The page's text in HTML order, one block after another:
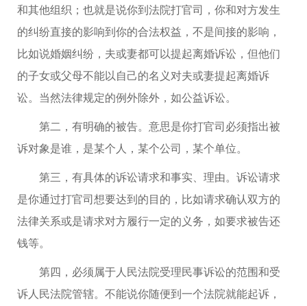
和其他组织；也就是说你到法院打官司，你和对方发生
的纠纷直接的影响到你的合法权益，不是间接的影响，
比如说婚姻纠纷，夫或妻都可以提起离婚诉讼，但他们
的子女或父母不能以自己的名义对夫或妻提起离婚诉
讼。当然法律规定的例外除外，如公益诉讼。
第二，有明确的被告。意思是你打官司必须指出被
诉对象是谁，是某个人，某个公司，某个单位。
第三，有具体的诉讼请求和事实、理由。诉讼请求
是你通过打官司想要达到的目的，比如请求确认双方的
法律关系或是请求对方履行一定的义务，如要求被告还
钱等。
第四，必须属于人民法院受理民事诉讼的范围和受
诉人民法院管辖。不能说你随便到一个法院就能起诉，